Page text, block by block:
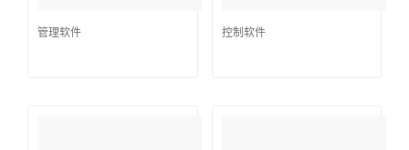
管理软件 控制软件